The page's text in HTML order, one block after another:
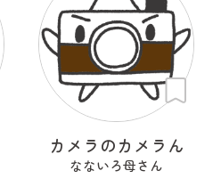
カメラのカメラん
なないろ母さん